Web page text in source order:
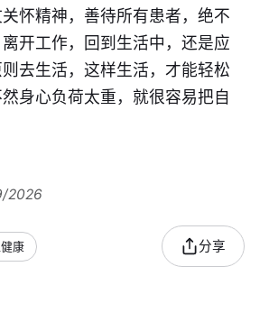
怀精神，善待所有患者，绝不
开工作，回到生活中，还是应
去生活，这样生活，才能轻松
身心负荷太重，就很容易把自
2026
康 分享